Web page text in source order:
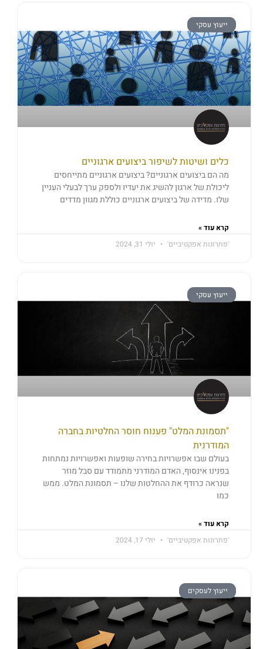
ייעוץ עסקי
כלים ושיטות לשיפור ביצועים ארגוניים
מה הם ביצועים ארגוניים? ביצועים ארגוניים מתייחסים
ליכולת של ארגון להשיג את יעדיו ולספק ערך לבעלי העניין
שלו. מדידה של ביצועים ארגוניים כוללת מגוון מדדים
קרא עוד »
'פתרונות אפקטיביים'
יולי 31, 2024
ייעוץ עסקי
"תסמונת המלט" פענוח חוסר החלטיות בחברה
המודרנית
בעולם שבו אפשרויות בחירה שופעות ואפשרויות נמתחות
בפנינו אינסוף, האדם המודרני מתמודד עם סבל מוזר
שנראה כרודף את ההחלטות שלנו – תסמונת המלט. ממש
כמו
קרא עוד »
'פתרונות אפקטיביים'
יולי 17, 2024
ייעוץ לעסקים